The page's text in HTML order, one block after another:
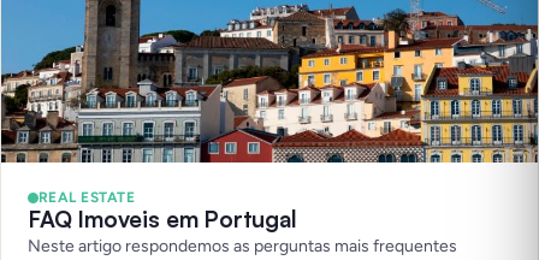
REAL ESTATE
FAQ Imoveis em Portugal
Neste artigo respondemos as perguntas mais frequentes